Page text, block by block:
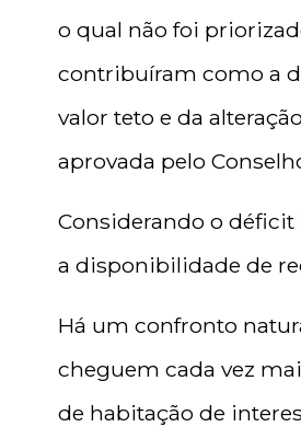
o qual não foi
contribuíram como a
valor teto e da
aprovada pelo
Considerando o
a disponibilidade de
Há um confronto
cheguem cada vez
de habitação de